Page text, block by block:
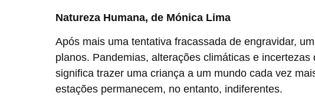
Natureza Humana, de Mónica Lima
Após mais uma tentativa fracassada de engravidar,
planos. Pandemias, alterações climáticas e
significa trazer uma criança a um mundo cada vez
estações permanecem, no entanto, indiferentes.